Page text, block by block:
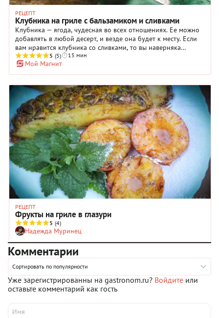
РЕЦЕПТ
Клубника на гриле с бальзамиком и сливками
Клубника — ягода, чудесная во всех отношениях. Ее можно
добавлять в любой десерт, и везде она будет к месту. Если
вам нравится клубника со сливками, то вы наверняка
оцените этот необычный рецепт. Для приготовления десерта
вам понадобится гриль, на котором нужно будет ягоды
запечь. Да-да, не удивляйтесь: клубника прекрасно
переносит жарку. После обжаривания добавьте к ягоде мед
для сладости и бальзамический уксус — он придаст ей
легкий карамельный вкус. Приготовьте крем, используя
сливки, и выложите на него ягодки. Сладкое блюдо в
итальянском стиле, на приготовление которого у вас уйдет
всего 15 минут, готово. Возможно, клубника на гриле станет
вашей «коронкой» в сезон, когда эта свежая ягода в
изобилии представлена на всех прилавках.
5 (5) 15 мин
Мой Магнит
РЕЦЕПТ
Фрукты на гриле в глазури
5 (4)
Надежда Муринец
Комментарии
Сортировать по популярности
Уже зарегистрированны на gastronom.ru? Войдите или
оставьте комментарий как гость